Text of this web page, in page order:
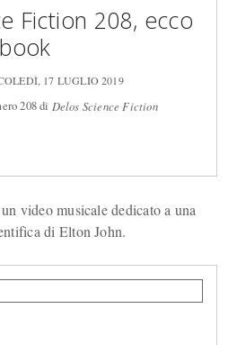
Fiction 208, ecco
17 LUGLIO 2019
208 di Delos Science Fiction
video musicale dedicato a una
di Elton John.